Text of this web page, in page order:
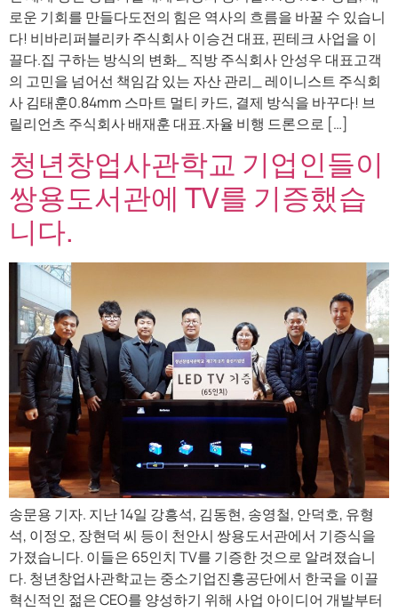
로운 기회를 만들다도전의 힘은 역사의 흐름을 바꿀 수 있습니
다! 비바리퍼블리카 주식회사 이승건 대표, 핀테크 사업을 이
끌다.집 구하는 방식의 변화_ 직방 주식회사 안성우 대표고객
의 고민을 넘어선 책임감 있는 자산 관리_ 레이니스트 주식회
사 김태훈0.84mm 스마트 멀티 카드, 결제 방식을 바꾸다! 브
릴리언츠 주식회사 배재훈 대표.자율 비행 드론으로 […]
청년창업사관학교 기업인들이
쌍용도서관에 TV를 기증했습
니다.
송문용 기자. 지난 14일 강흥석, 김동현, 송영철, 안덕호, 유형
석, 이정오, 장현덕 씨 등이 천안시 쌍용도서관에서 기증식을
가졌습니다. 이들은 65인치 TV를 기증한 것으로 알려졌습니
다. 청년창업사관학교는 중소기업진흥공단에서 한국을 이끌
혁신적인 젊은 CEO를 양성하기 위해 사업 아이디어 개발부터